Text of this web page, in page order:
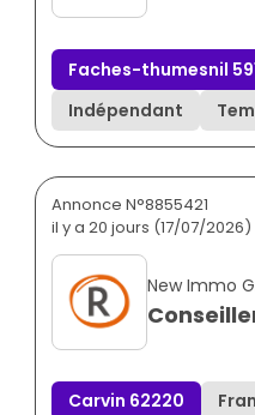
Faches-thumesnil
Indépendant
Annonce N°8855421
il y a 20 jours (17/07/2026)
New Immo
Carvin 62220